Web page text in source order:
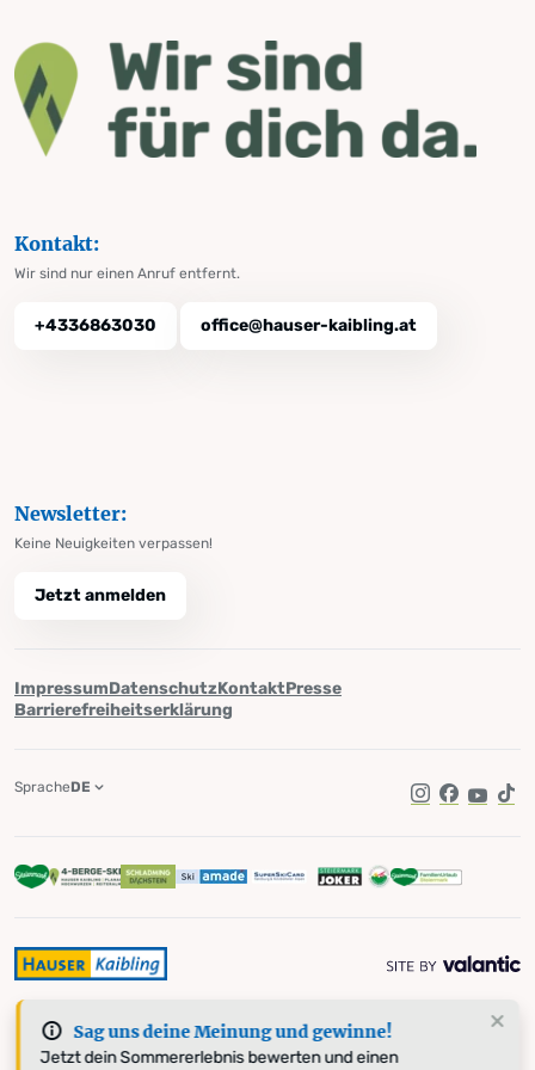
Sag uns deine Meinung und gewinne!
Jetzt dein Sommererlebnis bewerten und einen
Kontakt:
Wir sind nur einen Anruf entfernt.
+4336863030 office@hauser-kaibling.at
Newsletter:
Keine Neuigkeiten verpassen!
Jetzt anmelden
ImpressumDatenschutzKontaktPresse
Barrierefreiheitserklärung
Instagram
Facebook
SpracheDE